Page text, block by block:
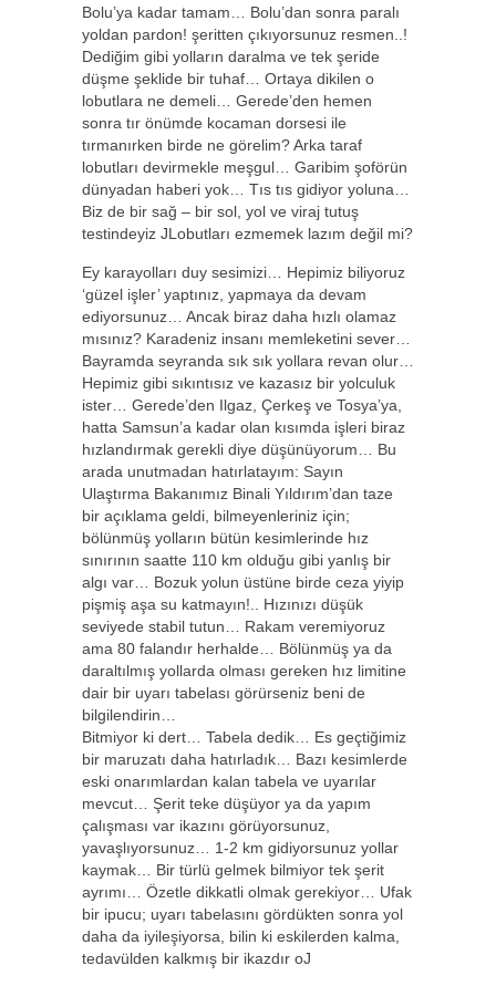
Bolu’ya kadar tamam… Bolu’dan sonra paralı
yoldan pardon! şeritten çıkıyorsunuz resmen..!
Dediğim gibi yolların daralma ve tek şeride
düşme şeklide bir tuhaf… Ortaya dikilen o
lobutlara ne demeli… Gerede’den hemen
sonra tır önümde kocaman dorsesi ile
tırmanırken birde ne görelim? Arka taraf
lobutları devirmekle meşgul… Garibim şoförün
dünyadan haberi yok… Tıs tıs gidiyor yoluna…
Biz de bir sağ – bir sol, yol ve viraj tutuş
testindeyiz JLobutları ezmemek lazım değil mi?
Ey karayolları duy sesimizi… Hepimiz biliyoruz
‘güzel işler’ yaptınız, yapmaya da devam
ediyorsunuz… Ancak biraz daha hızlı olamaz
mısınız? Karadeniz insanı memleketini sever…
Bayramda seyranda sık sık yollara revan olur…
Hepimiz gibi sıkıntısız ve kazasız bir yolculuk
ister… Gerede’den Ilgaz, Çerkeş ve Tosya’ya,
hatta Samsun’a kadar olan kısımda işleri biraz
hızlandırmak gerekli diye düşünüyorum… Bu
arada unutmadan hatırlatayım: Sayın
Ulaştırma Bakanımız Binali Yıldırım’dan taze
bir açıklama geldi, bilmeyenleriniz için;
bölünmüş yolların bütün kesimlerinde hız
sınırının saatte 110 km olduğu gibi yanlış bir
algı var… Bozuk yolun üstüne birde ceza yiyip
pişmiş aşa su katmayın!.. Hızınızı düşük
seviyede stabil tutun… Rakam veremiyoruz
ama 80 falandır herhalde… Bölünmüş ya da
daraltılmış yollarda olması gereken hız limitine
dair bir uyarı tabelası görürseniz beni de
bilgilendirin…
Bitmiyor ki dert… Tabela dedik… Es geçtiğimiz
bir maruzatı daha hatırladık… Bazı kesimlerde
eski onarımlardan kalan tabela ve uyarılar
mevcut… Şerit teke düşüyor ya da yapım
çalışması var ikazını görüyorsunuz,
yavaşlıyorsunuz… 1-2 km gidiyorsunuz yollar
kaymak… Bir türlü gelmek bilmiyor tek şerit
ayrımı… Özetle dikkatli olmak gerekiyor… Ufak
bir ipucu; uyarı tabelasını gördükten sonra yol
daha da iyileşiyorsa, bilin ki eskilerden kalma,
tedavülden kalkmış bir ikazdır oJ